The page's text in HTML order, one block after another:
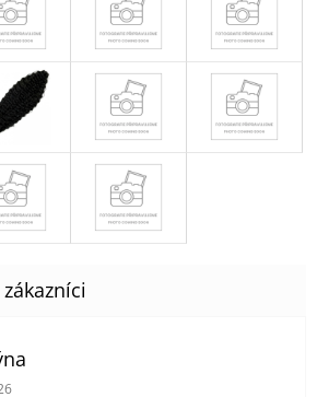
obchodu je 5 z 5 hvězdiček.